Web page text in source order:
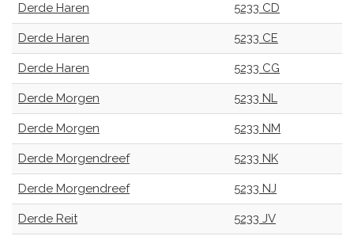
Derde Haren 5233 CD
Derde Haren 5233 CE
Derde Haren 5233 CG
Derde Morgen 5233 NL
Derde Morgen 5233 NM
Derde Morgendreef 5233 NK
Derde Morgendreef 5233 NJ
Derde Reit 5233 JV